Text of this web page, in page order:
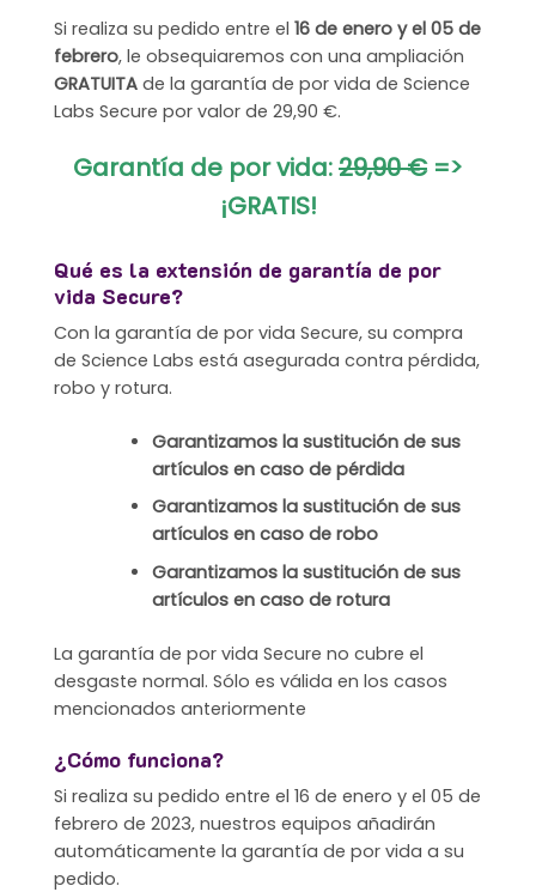
Si realiza su pedido entre el 16 de enero y el 05 de
febrero, le obsequiaremos con una ampliación
GRATUITA de la garantía de por vida de Science
Labs Secure por valor de 29,90 €.
Garantía de por vida:29,90 €=>
¡GRATIS!
Qué es la extensión de garantía de por
vida Secure?
Con la garantía de por vida Secure, su compra
de Science Labs está asegurada contra pérdida,
robo y rotura.
Garantizamos la sustitución de sus
artículos en caso de pérdida
Garantizamos la sustitución de sus
artículos en caso de robo
Garantizamos la sustitución de sus
artículos en caso de rotura
La garantía de por vida Secure no cubre el
desgaste normal. Sólo es válida en los casos
mencionados anteriormente
¿Cómo funciona?
Si realiza su pedido entre el 16 de enero y el 05 de
febrero de 2023, nuestros equipos añadirán
automáticamente la garantía de por vida a su
pedido.